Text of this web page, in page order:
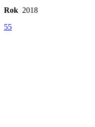
Rok 2018
55